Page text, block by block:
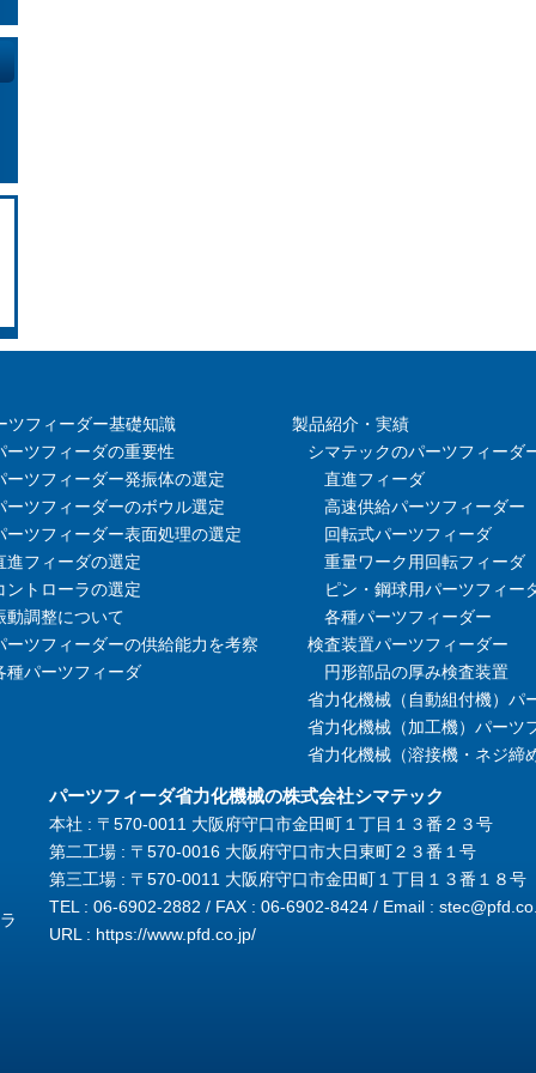
ツフィーダー基礎知識
ーツフィーダの重要性
ーツフィーダー発振体の選定
ーツフィーダーのボウル選定
ーツフィーダー表面処理の選定
進フィーダの選定
ントローラの選定
動調整について
ーツフィーダーの供給能力を考察
種パーツフィーダ
製品紹介・実績
シマテックのパーツフィーダ
直進フィーダ
高速供給パーツフィーダー
回転式パーツフィーダ
重量ワーク用回転フィーダ
ピン・鋼球用パーツフィー
各種パーツフィーダー
検査装置パーツフィーダー
円形部品の厚み検査装置
省力化機械（自動組付機）パ
省力化機械（加工機）パーツ
省力化機械（溶接機・ネジ締
パーツフィーダ省力化機械の株式会社シマテック
本社 : 〒570-0011 大阪府守口市金田町１丁目１３番２３号
第二工場 : 〒570-0016 大阪府守口市大日東町２３番１号
第三工場 : 〒570-0011 大阪府守口市金田町１丁目１３番１８号
TEL : 06-6902-2882 / FAX : 06-6902-8424 / Email :
URL : https://www.pfd.co.jp/